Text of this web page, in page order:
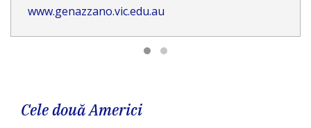
www.genazzano.vic.edu.au
Cele două Americi